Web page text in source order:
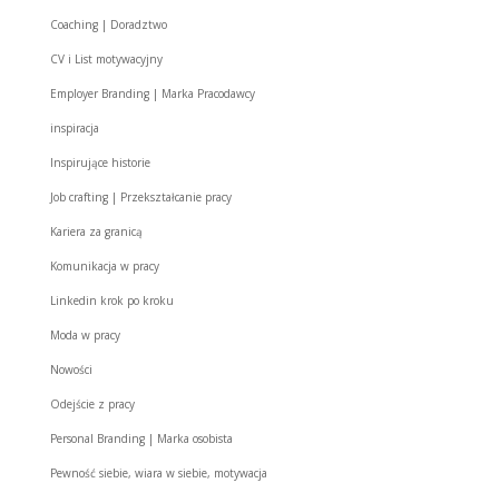
Coaching | Doradztwo
CV i List motywacyjny
Employer Branding | Marka Pracodawcy
inspiracja
Inspirujące historie
Job crafting | Przekształcanie pracy
Kariera za granicą
Komunikacja w pracy
Linkedin krok po kroku
Moda w pracy
Nowości
Odejście z pracy
Personal Branding | Marka osobista
Pewność siebie, wiara w siebie, motywacja